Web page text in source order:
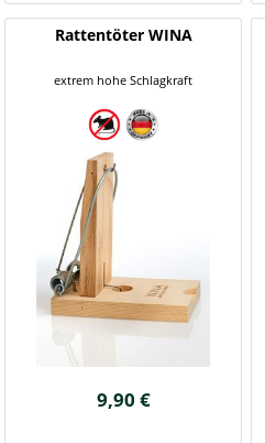
Rattentöter WINA
extrem hohe Schlagkraft
9,90 €